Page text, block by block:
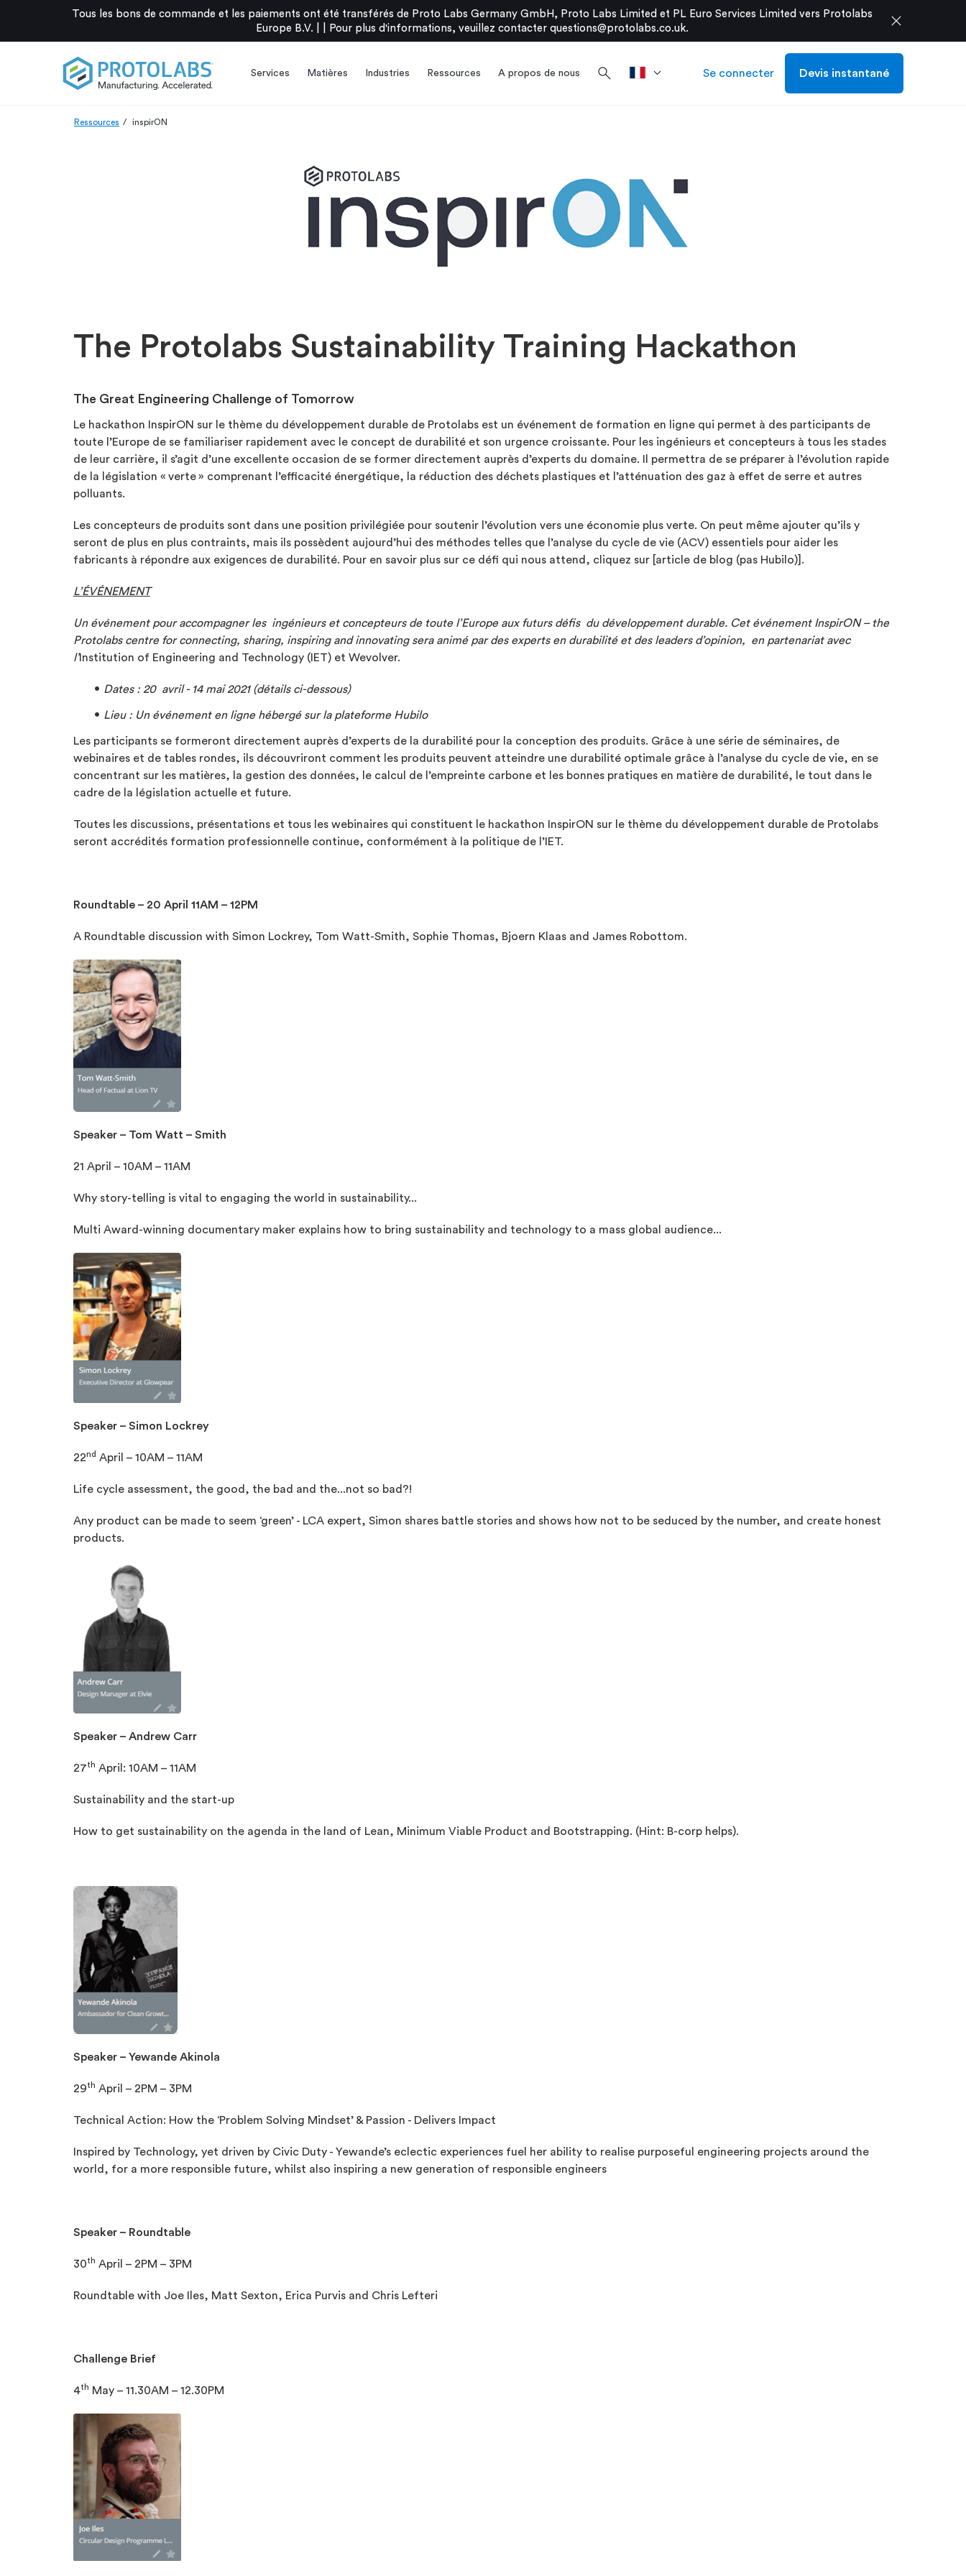
Tous les bons de commande et les paiements ont été transférés de Proto Labs Germany GmbH, Proto Labs Limited et PL Euro Services Limited vers Protolabs
Europe B.V. |
Pour plus d'informations, veuillez contacter questions@protolabs.co.uk. close
Services Matières Industries Ressources A propos de nous search Se connecter Devis instantané
Ressources inspirON
The Protolabs Sustainability Training Hackathon
The Great Engineering Challenge of Tomorrow
Le hackathon InspirON sur le thème du développement durable de Protolabs est un événement de formation en ligne qui permet à des participants de
toute l’Europe de se familiariser rapidement avec le concept de durabilité et son urgence croissante. Pour les ingénieurs et concepteurs à tous les stades
de leur carrière, il s’agit d’une excellente occasion de se former directement auprès d’experts du domaine. Il permettra de se préparer à l’évolution rapide
de la législation « verte » comprenant l’efficacité énergétique, la réduction des déchets plastiques et l’atténuation des gaz à effet de serre et autres
polluants.
Les concepteurs de produits sont dans une position privilégiée pour soutenir l’évolution vers une économie plus verte. On peut même ajouter qu’ils y
seront de plus en plus contraints, mais ils possèdent aujourd’hui des méthodes telles que l’analyse du cycle de vie (ACV) essentiels pour aider les
fabricants à répondre aux exigences de durabilité. Pour en savoir plus sur ce défi qui nous attend, cliquez sur [article de blog (pas Hubilo)].
L’ÉVÉNEMENT
Un événement pour accompagner les ingénieurs et concepteurs de toute l’Europe aux futurs défis du développement durable. Cet événement InspirON – the
Protolabs centre for connecting, sharing, inspiring and innovatingsera animé par des experts en durabilité et des leaders d’opinion, en partenariat avec
l’Institution of Engineering and Technology (IET) et Wevolver.
Dates : 20 avril - 14 mai 2021 (détails ci-dessous)
Lieu : Un événement en ligne hébergé sur la plateforme Hubilo
Les participants se formeront directement auprès d’experts de la durabilité pour la conception des produits. Grâce à une série de séminaires, de
webinaires et de tables rondes, ils découvriront comment les produits peuvent atteindre une durabilité optimale grâce à l’analyse du cycle de vie, en se
concentrant sur les matières, la gestion des données, le calcul de l’empreinte carbone et les bonnes pratiques en matière de durabilité, le tout dans le
cadre de la législation actuelle et future.
Toutes les discussions, présentations et tous les webinaires qui constituent le hackathon InspirON sur le thème du développement durable de Protolabs
seront accrédités formation professionnelle continue, conformément à la politique de l’IET.
Roundtable – 20 April 11AM – 12PM
A Roundtable discussion with Simon Lockrey, Tom Watt-Smith, Sophie Thomas, Bjoern Klaas and James Robottom.
Speaker – Tom Watt – Smith
21 April – 10AM – 11AM
Why story-telling is vital to engaging the world in sustainability...
Multi Award-winning documentary maker explains how to bring sustainability and technology to a mass global audience...
Speaker – Simon Lockrey
22nd April – 10AM – 11AM
Life cycle assessment, the good, the bad and the...not so bad?!
Any product can be made to seem ‘green’ - LCA expert, Simon shares battle stories and shows how not to be seduced by the number, and create honest
products.
Speaker – Andrew Carr
27th April: 10AM – 11AM
Sustainability and the start-up
How to get sustainability on the agenda in the land of Lean, Minimum Viable Product and Bootstrapping. (Hint: B-corp helps).
Speaker – Yewande Akinola
29th April – 2PM – 3PM
Technical Action: How the ‘Problem Solving Mindset’ & Passion - Delivers Impact
Inspired by Technology, yet driven by Civic Duty - Yewande’s eclectic experiences fuel her ability to realise purposeful engineering projects around the
world, for a more responsible future, whilst also inspiring a new generation of responsible engineers
Speaker – Roundtable
30th April – 2PM – 3PM
Roundtable with Joe Iles, Matt Sexton, Erica Purvis and Chris Lefteri
Challenge Brief
4th May – 11.30AM – 12.30PM